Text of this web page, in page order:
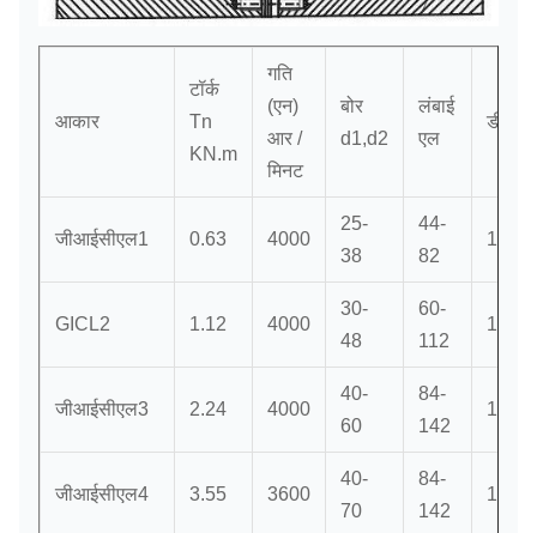
आकार
टॉर्क
Tn
KN.m
गति
(एन)
आर /
मिनट
बोर
d1,d2
लंबाई
एल
डी
जीआईसीएल1 0.63 4000
25-
38
44-
82
125
GICL2 1.12 4000
30-
48
60-
112
144
जीआईसीएल3 2.24 4000
40-
60
84-
142
174
जीआईसीएल4 3.55 3600
40-
70
84-
142
196